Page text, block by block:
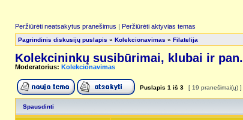
Peržiūrėti neatsakytus pranešimus | Peržiūrėti aktyvias temas
Pagrindinis diskusijų puslapis » Kolekcionavimas » Filatelija
Kolekcininkų susibūrimai, klubai ir pan.
Moderatorius: Kolekcionavimas
Puslapis 1 iš 3 [ 19 pranešimai(ų) ]
Spausdinti